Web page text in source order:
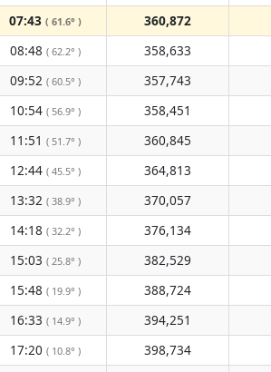
07:43 ( 61.6° ) 360,872
08:48 ( 62.2° ) 358,633
09:52 ( 60.5° ) 357,743
10:54 ( 56.9° ) 358,451
11:51 ( 51.7° ) 360,845
12:44 ( 45.5° ) 364,813
13:32 ( 38.9° ) 370,057
14:18 ( 32.2° ) 376,134
15:03 ( 25.8° ) 382,529
15:48 ( 19.9° ) 388,724
16:33 ( 14.9° ) 394,251
17:20 ( 10.8° ) 398,734